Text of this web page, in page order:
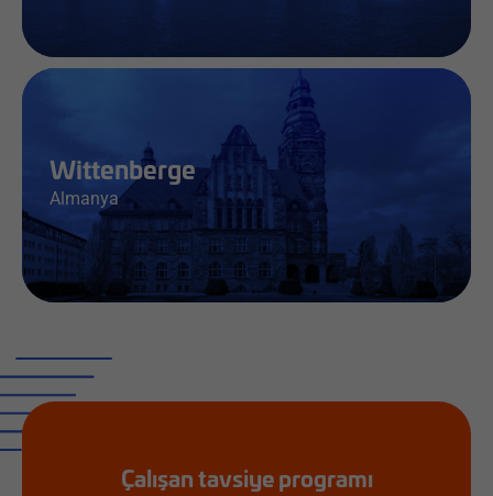
Wittenberge
Almanya
Çalışan tavsiye programı